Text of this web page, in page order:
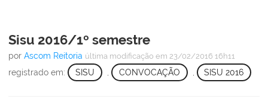
Sisu 2016/1º semestre
por Ascom Reitoria última modificação em 23/02/2016 16h11
registrado em: SISU CONVOCAÇÃO SISU 2016